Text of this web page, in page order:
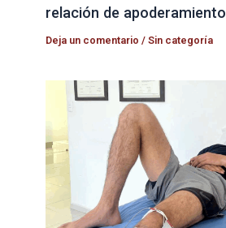
relación de apoderamiento
Deja un comentario /Sin categoría